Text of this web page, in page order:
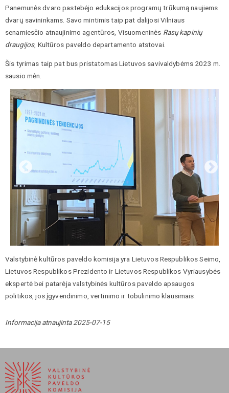
Panemunės dvaro pastebėjo edukacijos programų trūkumą naujiems
dvarų savininkams. Savo mintimis taip pat dalijosi Vilniaus
senamiesčio atnaujinimo agentūros, Visuomeninės Rasų kapinių
draugijos, Kultūros paveldo departamento atstovai.
Šis tyrimas taip pat bus pristatomas Lietuvos savivaldybėms 2023 m.
sausio mėn.
Valstybinė kultūros paveldo komisija yra Lietuvos Respublikos Seimo,
Lietuvos Respublikos Prezidento ir Lietuvos Respublikos Vyriausybės
ekspertė bei patarėja valstybinės kultūros paveldo apsaugos
politikos, jos įgyvendinimo, vertinimo ir tobulinimo klausimais.
Informacija atnaujinta 2025-07-15